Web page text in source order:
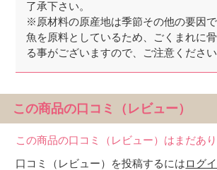
了承下さい。
※原材料の原産地は季節その他の要因で
魚を原料としているため、ごくまれに
る事がございますので、ご注意ください
この商品の口コミ（レビュー）
この商品の口コミ（レビュー）はまだあり
口コミ（レビュー）を投稿するにはログ